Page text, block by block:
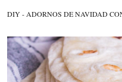
DIY - ADORNOS DE NAVIDAD